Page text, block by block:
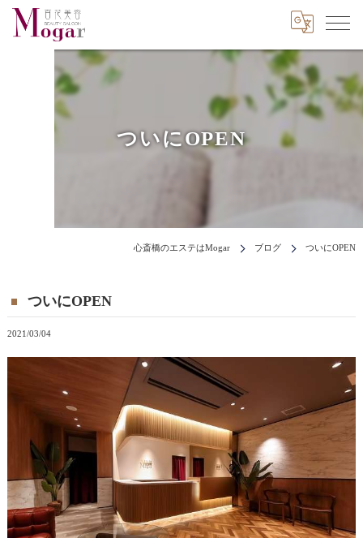
ついにOPEN
心斎橋のエステはMogar ブログ ついにOPEN
ついにOPEN
2021/03/04